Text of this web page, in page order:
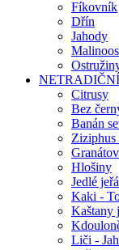
Fíkovník
Dřín
Jahody
Citrusy
Bez
Banán
Hlošiny
Jedlé
Kaki -
Kaštany
Liči -